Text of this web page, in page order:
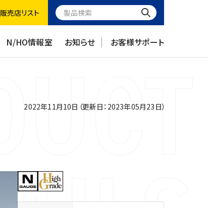
N/HO情報室 お知らせ お客様サポート
販売店リスト
2022年11月10日（更新日：2023年05月23日）